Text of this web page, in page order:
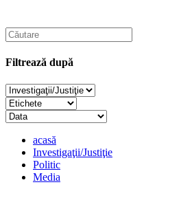
Filtrează după
acasă
Investigaţii/Justiţie
Politic
Media